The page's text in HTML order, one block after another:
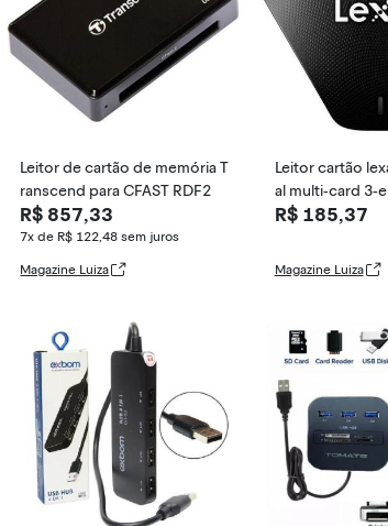
Leitor de cartão de memória T
ranscend para CFAST RDF2
R$ 857,33
7x de R$ 122,48 sem juros
Magazine Luiza
Leitor cartão
al multi-card 3-
R$ 185,37
Magazine Luiza